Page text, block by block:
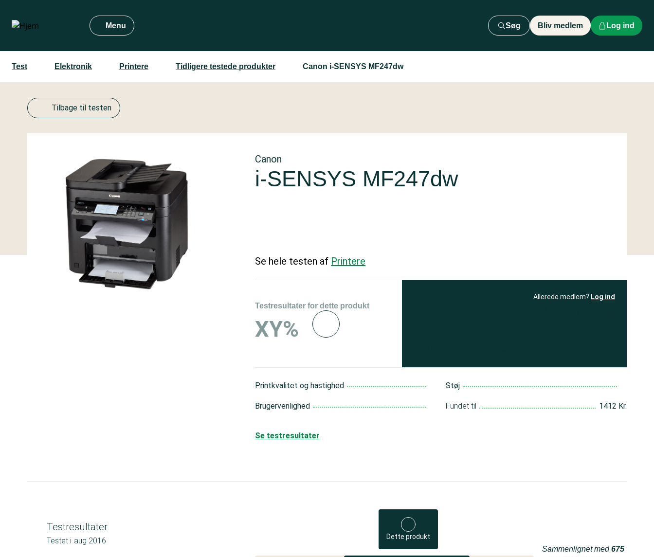
hovedindhold
Menu Søg Bliv medlem Log ind
Test Elektronik Printere Tidligere testede produkter Canon i-SENSYS MF247dw
Tilbage til testen
Canon
i-SENSYS MF247dw
Se hele testen af Printere
Testresultater for dette produkt
XY%
Allerede medlem? Log ind
Printkvalitet og hastighed
Brugervenlighed
Støj
Fundet til 1412 Kr.
Se testresultater
Testresultater
Testet i aug 2016 Dette produkt
Sammenlignet med675